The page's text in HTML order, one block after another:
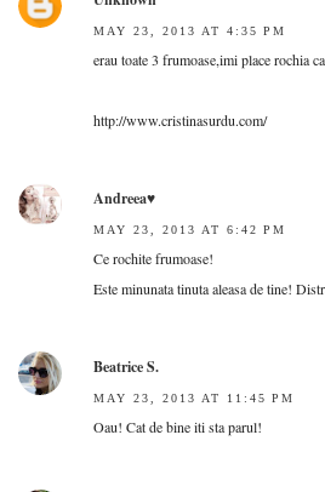
MAY 23, 2013 AT 4:35 PM
erau toate 3 frumoase,imi place rochia
http://www.cristinasurdu.com/
Andreea♥
MAY 23, 2013 AT 6:42 PM
Ce rochite frumoase!
Este minunata tinuta aleasa de tine!
Beatrice S.
MAY 23, 2013 AT 11:45 PM
Oau! Cat de bine iti sta parul!